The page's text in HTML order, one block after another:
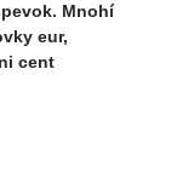
Mnohí
eur,
cent